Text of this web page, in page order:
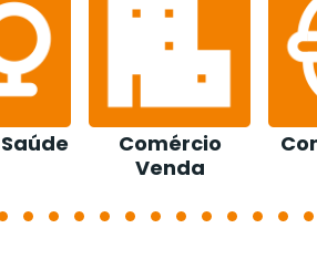
Comércio
Construção /